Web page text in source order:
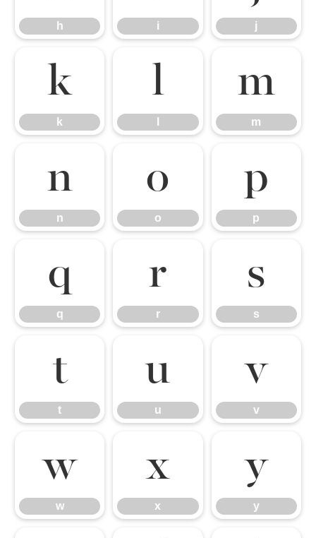
h i j
k
k
l m
m
n
n
o
o
p
p
q
q
r
r
s
s
t
t
u
u
v
v
w
w
x
x
y
y